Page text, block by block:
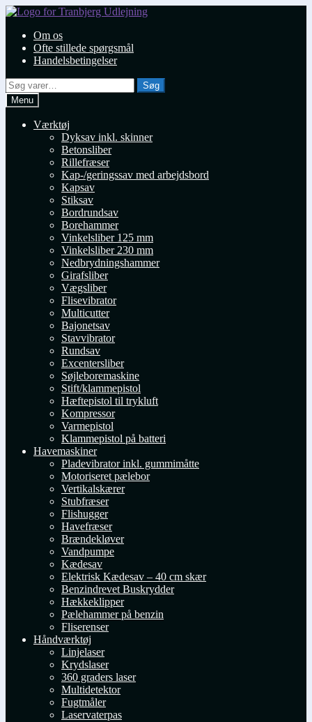
Spring
navigation
Spring
indholdOm os
Ofte stillede spørgsmål
Handelsbetingelser
Søg
efter:
Søg
Menu
Værktøj
Dyksav inkl. skinner
Betonsliber
Rillefræser
Kap-/geringssav med arbejdsbord
Kapsav
Stiksav
Bordrundsav
Borehammer
Vinkelsliber 125 mm
Vinkelsliber 230 mm
Nedbrydningshammer
Girafsliber
Vægsliber
Flisevibrator
Multicutter
Bajonetsav
Stavvibrator
Rundsav
Excentersliber
Søjleboremaskine
Stift/klammepistol
Hæftepistol til trykluft
Kompressor
Varmepistol
Klammepistol på batteri
Havemaskiner
Pladevibrator inkl. gummimåtte
Motoriseret pælebor
Vertikalskærer
Stubfræser
Flishugger
Havefræser
Brændekløver
Vandpumpe
Kædesav
Elektrisk Kædesav – 40 cm skær
Benzindrevet Buskrydder
Hækkeklipper
Pælehammer på benzin
Fliserenser
Håndværktøj
Linjelaser
Krydslaser
360 graders laser
Multidetektor
Fugtmåler
Laservaterpas